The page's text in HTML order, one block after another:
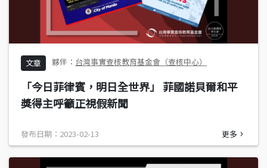
文章 台灣事實查核教育基金會（查核中心）
「今日菲律賓，明日全世界」 菲國諾貝爾和平
獎得主呼籲正視假新聞
發布日期：2023-02-13 更多